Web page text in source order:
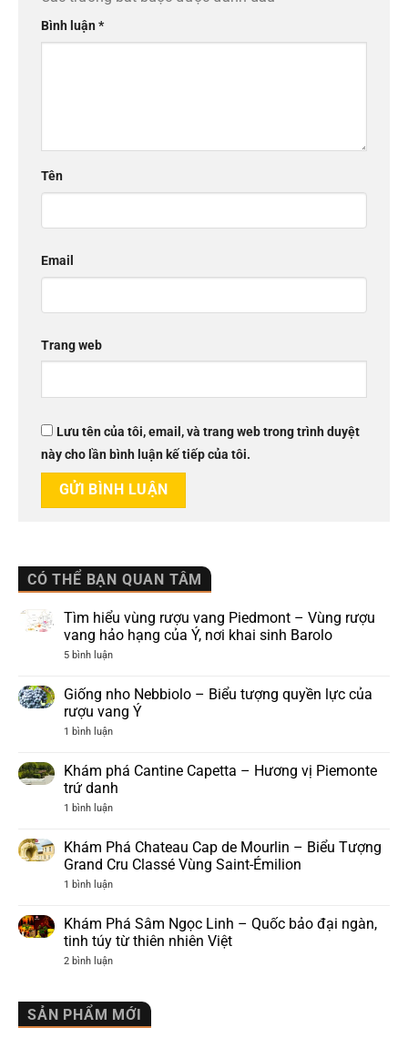
CÓ THỂ BẠN QUAN TÂM
Tìm hiểu vùng rượu vang Piedmont – Vùng rượu
vang hảo hạng của Ý, nơi khai sinh Barolo
5 bình luậnở
vùng
rượu
vang
–
vang
hảo
hạng
của
khai
sinh
Barolo
Giống nho Nebbiolo – Biểu tượng quyền lực của
rượu vang Ý
1 bình luậnở
Nebbiolo
–
Biểu
quyền
rượu
vang
Ý
Khám phá Cantine Capetta – Hương vị Piemonte
trứ danh
1 bình luậnở
Cantine
Capetta
–
vị
danh
Khám Phá Chateau Cap de Mourlin – Biểu Tượng
Grand Cru Classé Vùng Saint-Émilion
1 bình luậnở
Chateau
Cap
de
–
Grand
Cru
Classé
Khám Phá Sâm Ngọc Linh – Quốc bảo đại ngàn,
tinh túy từ thiên nhiên Việt
2 bình luậnở
Ngọc
Linh
–
SẢN PHẨM MỚI
Bình luận*
Tên
Email
Trang web
Lưu tên của tôi, email, và trang web trong trình duyệt
này cho lần bình luận kế tiếp của tôi.